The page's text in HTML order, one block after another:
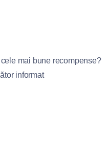
mai bune recompense?
informat